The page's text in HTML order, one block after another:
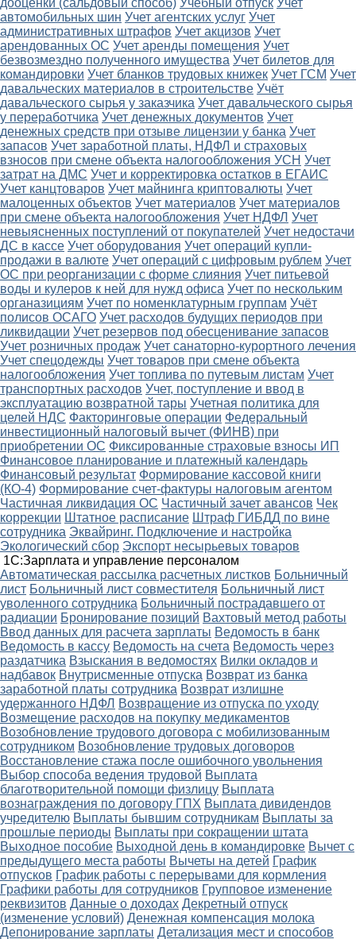
дооценки (сальдовый способ) Учебный отпуск Учет
автомобильных шин Учет агентских услуг Учет
административных штрафов Учет акцизов Учет
арендованных ОС Учет аренды помещения Учет
безвозмездно полученного имущества Учет билетов для
командировки Учет бланков трудовых книжек Учет ГСМ Учет
давальческих материалов в строительстве Учёт
давальческого сырья у заказчика Учет давальческого сырья
у переработчика Учет денежных документов Учет
денежных средств при отзыве лицензии у банка Учет
запасов Учет заработной платы, НДФЛ и страховых
взносов при смене объекта налогообложения УСН Учет
затрат на ДМС Учет и корректировка остатков в ЕГАИС
Учет канцтоваров Учет майнинга криптовалюты Учет
малоценных объектов Учет материалов Учет материалов
при смене объекта налогообложения Учет НДФЛ Учет
невыясненных поступлений от покупателей Учет недостачи
ДС в кассе Учет оборудования Учет операций купли-
продажи в валюте Учет операций с цифровым рублем Учет
ОС при реорганизации с форме слияния Учет питьевой
воды и кулеров к ней для нужд офиса Учет по нескольким
органазициям Учет по номенклатурным группам Учёт
полисов ОСАГО Учет расходов будущих периодов при
ликвидации Учет резервов под обесценивание запасов
Учет розничных продаж Учет санаторно-курортного лечения
Учет спецодежды Учет товаров при смене объекта
налогообложения Учет топлива по путевым листам Учет
транспортных расходов Учет, поступление и ввод в
эксплуатацию возвратной тары Учетная политика для
целей НДС Факторинговые операции Федеральный
инвестиционный налоговый вычет (ФИНВ) при
приобретении ОС Фиксированные страховые взносы ИП
Финансовое планирование и платежный календарь
Финансовый результат Формирование кассовой книги
(КО-4) Формирование счет-фактуры налоговым агентом
Частичная ликвидация ОС Частичный зачет авансов Чек
коррекции Штатное расписание Штраф ГИБДД по вине
сотрудника Эквайринг. Подключение и настройка
Экологический сбор Экспорт несырьевых товаров
1С:Зарплата и управление персоналом
Автоматическая рассылка расчетных листков Больничный
лист Больничный лист совместителя Больничный лист
уволенного сотрудника Больничный пострадавшего от
радиации Бронирование позиций Вахтовый метод работы
Ввод данных для расчета зарплаты Ведомость в банк
Ведомость в кассу Ведомость на счета Ведомость через
раздатчика Взыскания в ведомостях Вилки окладов и
надбавок Внутрисменные отпуска Возврат из банка
заработной платы сотрудника Возврат излишне
удержанного НДФЛ Возвращение из отпуска по уходу
Возмещение расходов на покупку медикаментов
Возобновление трудового договора с мобилизованным
сотрудником Возобновление трудовых договоров
Восстановление стажа после ошибочного увольнения
Выбор способа ведения трудовой Выплата
благотворительной помощи физлицу Выплата
вознаграждения по договору ГПХ Выплата дивидендов
учредителю Выплаты бывшим сотрудникам Выплаты за
прошлые периоды Выплаты при сокращении штата
Выходное пособие Выходной день в командировке Вычет с
предыдущего места работы Вычеты на детей График
отпусков График работы с перерывами для кормления
Графики работы для сотрудников Групповое изменение
реквизитов Данные о доходах Декретный отпуск
(изменение условий) Денежная компенсация молока
Депонирование зарплаты Детализация мест и способов